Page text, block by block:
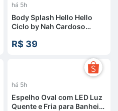
há 5h
Body Splash Hello Hello
Ciclo by Nah Cardoso
R$ 39
há 5h
Espelho Oval com LED Luz
Quente e Fria para Banheiro